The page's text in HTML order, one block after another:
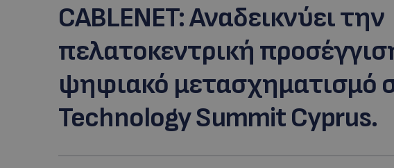
CABLENET: Αναδεικνύει την
πελατοκεντρική
ψηφιακό μετασχηματισμό
Technology Summit Cyprus.